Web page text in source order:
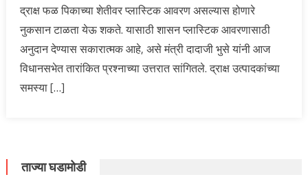
द्राक्ष फळ पिकाच्या शेतीवर प्लास्टिक आवरण असल्यास होणारे
नुकसान टाळता येऊ शकते. यासाठी शासन प्लास्टिक आवरणासाठी
अनुदान देण्यास सकारात्मक आहे, असे मंत्री दादाजी भुसे यांनी आज
विधानसभेत तारांकित प्रश्नाच्या उत्तरात सांगितले. द्राक्ष उत्पादकांच्या
समस्या […]
ताज्या घडामोडी